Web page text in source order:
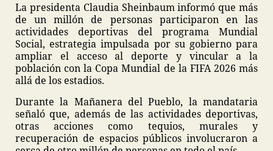
La presidenta Claudia Sheinbaum informó que más
de un millón de personas participaron en las
actividades deportivas del programa Mundial
Social, estrategia impulsada por su gobierno para
ampliar el acceso al deporte y vincular a la
población con la Copa Mundial de la FIFA 2026 más
allá de los estadios.
Durante la Mañanera del Pueblo, la mandataria
señaló que, además de las actividades deportivas,
otras acciones como tequios, murales y
recuperación de espacios públicos involucraron a